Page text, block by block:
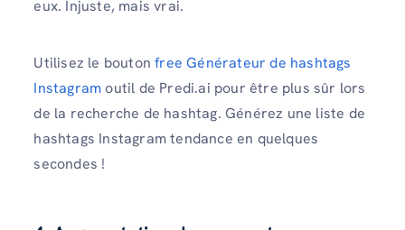
eux. Injuste, mais vrai.
Utilisez le boutonfree Générateur de hashtags
Instagramoutil de Predi.ai pour être plus sûr lors
de la recherche de hashtag. Générez une liste de
hashtags Instagram tendance en quelques
secondes !